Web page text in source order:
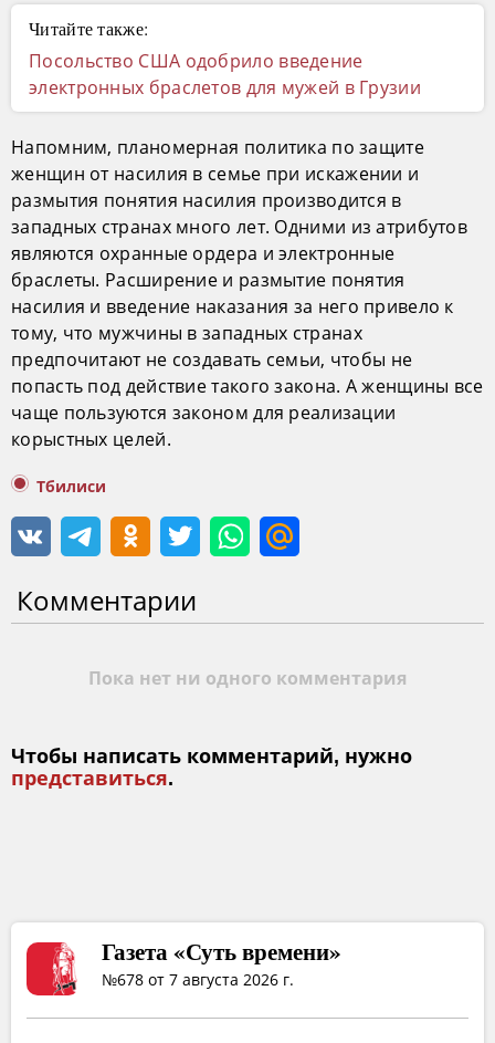
Читайте также:
Посольство США одобрило введение
электронных браслетов для мужей в Грузии
Напомним, планомерная политика по защите
женщин от насилия в семье при искажении и
размытия понятия насилия производится в
западных странах много лет. Одними из атрибутов
являются охранные ордера и электронные
браслеты. Расширение и размытие понятия
насилия и введение наказания за него привело к
тому, что мужчины в западных странах
предпочитают не создавать семьи, чтобы не
попасть под действие такого закона. А женщины все
чаще пользуются законом для реализации
корыстных целей.
Тбилиси
Комментарии
Пока нет ни одного комментария
Чтобы написать комментарий, нужно
представиться.
Газета «Суть времени»
№678 от 7 августа 2026 г.